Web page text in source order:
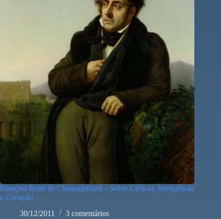
François-René de Chateaubriand – Sobre Ciência, inteligência
e Coração
30/12/2011
3 comentários